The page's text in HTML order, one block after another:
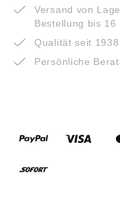
Versand von
Bestellung bis 16
Qualität seit 1938
Persönliche